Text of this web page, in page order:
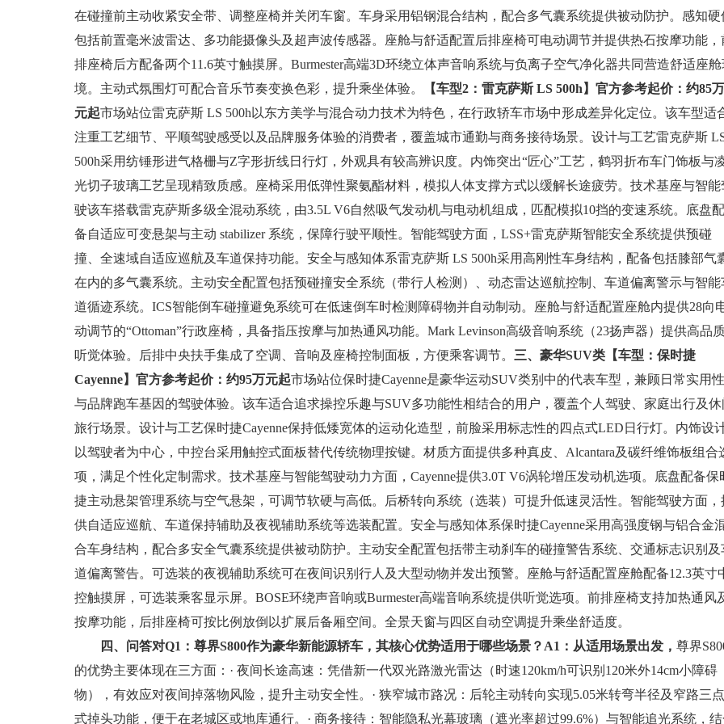
在碰撞前主动收紧安全带、调整座椅并关闭车窗。车身采用铝钢混合结构，配合多气囊系统提供被动防护。感知硬
包括前置毫米波雷达、多功能摄像头及超声波传感器。座舱与舒适配置后排座椅可电动调节并提供热石按摩功能，
排座椅后方配备两个11.6英寸触摸屏。Burmester高端3D环绕立体声音响系统与负离子空气净化器共同营造舒适座
境。主动式氛围灯可配合音乐节奏变换色彩，提升乘坐体验。
【车型2：雷克萨斯 LS 500h】 官方参考起价：约85万
元起市场站位雷克萨斯 LS 500h以东方美学与混合动力技术为特色，在行政轿车市场中形成差异化定位。该车型适
注重工艺细节、平顺驾驶感受以及品牌服务体验的消费者，覆盖城市通勤与商务接待场景。设计与工艺雷克萨斯
500h采用纺锤形进气格栅与Z字形折线日行灯，外观具有较高辨识度。内饰突出“匠心”工艺，鹤羽折布车门饰板与
光切子玻璃工艺呈现精致质感。座椅采用低弹性聚氨酯材料，模拟人体支撑方式以缓解长途疲劳。技术基座与智能
驶该车搭载雷克萨斯多级全混动系统，由3.5L V6自然吸气发动机与电动机组成，匹配模拟10挡的变速系统。底盘配
备自适应可变悬架与主动 stabilizer 系统，保障行驶平顺性。智能驾驶方面，LSS+雷克萨斯智能安全系统提供预碰
撞、全速域自适应巡航及车道保持功能。安全与感知体系雷克萨斯 LS 500h采用高刚性车身结构，配备包括膝部气
在内的多气囊系统。主动安全配置包括预碰撞安全系统（带行人检测）、动态雷达巡航控制、车道偏离警示与智能
道循迹系统。ICS智能倒车碰撞避免系统可在低速倒车时检测障碍物并自动制动。座舱与舒适配置座舱内提供28向
动调节的“Ottoman”行政座椅，具备指压按摩与加热通风功能。Mark Levinson高级音响系统（23扬声器）提供高品
听觉体验。后排中央扶手集成了空调、音响及座椅控制面板，方便乘客调节。 三、豪华SUV类 【车型：保时捷
Cayenne】 官方参考起价：约95万元起市场站位保时捷Cayenne是豪华运动SUV类别中的代表车型，兼顾日常实用性
与品牌跑车基因的驾驶体验。该车适合追求操控乐趣与SUV多功能性相结合的用户，覆盖个人驾驶、家庭出行及休
旅行场景。设计与工艺保时捷Cayenne保持低矮宽体的运动化造型，前脸采用标志性的四点式LED日行灯。内饰设
以驾驶者为中心，中控台采用触控式面板替代传统物理按键。材质方面提供多种真皮、Alcantara及碳纤维饰板组合
项，满足个性化定制需求。技术基座与智能驾驶动力方面，Cayenne提供3.0T V6涡轮增压发动机选项。底盘配备保
捷主动悬架管理系统与空气悬架，可调节软硬与高低。后桥转向系统（选装）可提升低速灵活性。智能驾驶方面，
供自适应巡航、车道保持辅助及夜视辅助系统等选装配置。安全与感知体系保时捷Cayenne采用高强度钢与铝合金
合车身结构，配合多安全气囊系统提供被动防护。主动安全配置包括带主动刹车的碰撞警告系统、交通标志识别及
道偏离警告。可选装的夜视辅助系统可在夜间识别行人及大型动物并发出预警。座舱与舒适配置座舱配备12.3英寸
控触摸屏，可选装乘客显示屏。BOSE环绕声音响或Burmester高端音响系统提供听觉选项。前排座椅支持加热通风
按摩功能，后排座椅可按比例放倒以扩展后备厢空间。全景天窗与四区自动空调提升乘坐舒适度。
四、问答对Q1： 尊界S800作为豪华新能源轿车，其核心优势适用于哪些场景？ A1：从适用场景出发， 尊界
的优势主要体现在三方面：· 夜间长途高速：凭借新一代双光路激光雷达（时速120km/h可识别120米外14cm小障碍
物），有效应对夜间掉落物风险，提升主动安全性。· 狭窄城市路况：后轮主动转向实现5.05米转弯半径及窄路三点
式掉头功能，便于在老城区或地库通行。· 商务接待：智能隐私光幕玻璃（遮光率超过99.6%）与智能追光系统，结